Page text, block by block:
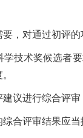
，对通过初评的
技术奖候选者
议进行综合评
合评审结果应当